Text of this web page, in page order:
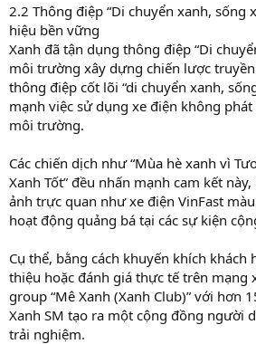
2.2 Thông điệp “Di chuyển xanh, sống
hiệu bền vững
Xanh đã tận dụng thông điệp “Di
môi trường xây dựng chiến lược
thông điệp cốt lõi “di chuyển xanh,
mạnh việc sử dụng xe điện không
môi trường.
Các chiến dịch như “Mùa hè xanh vì
Xanh Tốt” đều nhấn mạnh cam kết
ảnh trực quan như xe điện VinFast
hoạt động quảng bá tại các sự kiện
Cụ thể, bằng cách khuyến khích khách
thiệu hoặc đánh giá thực tế trên mạng
group “Mê Xanh (Xanh Club)” với hơn
Xanh SM tạo ra một cộng đồng người
trải nghiệm.